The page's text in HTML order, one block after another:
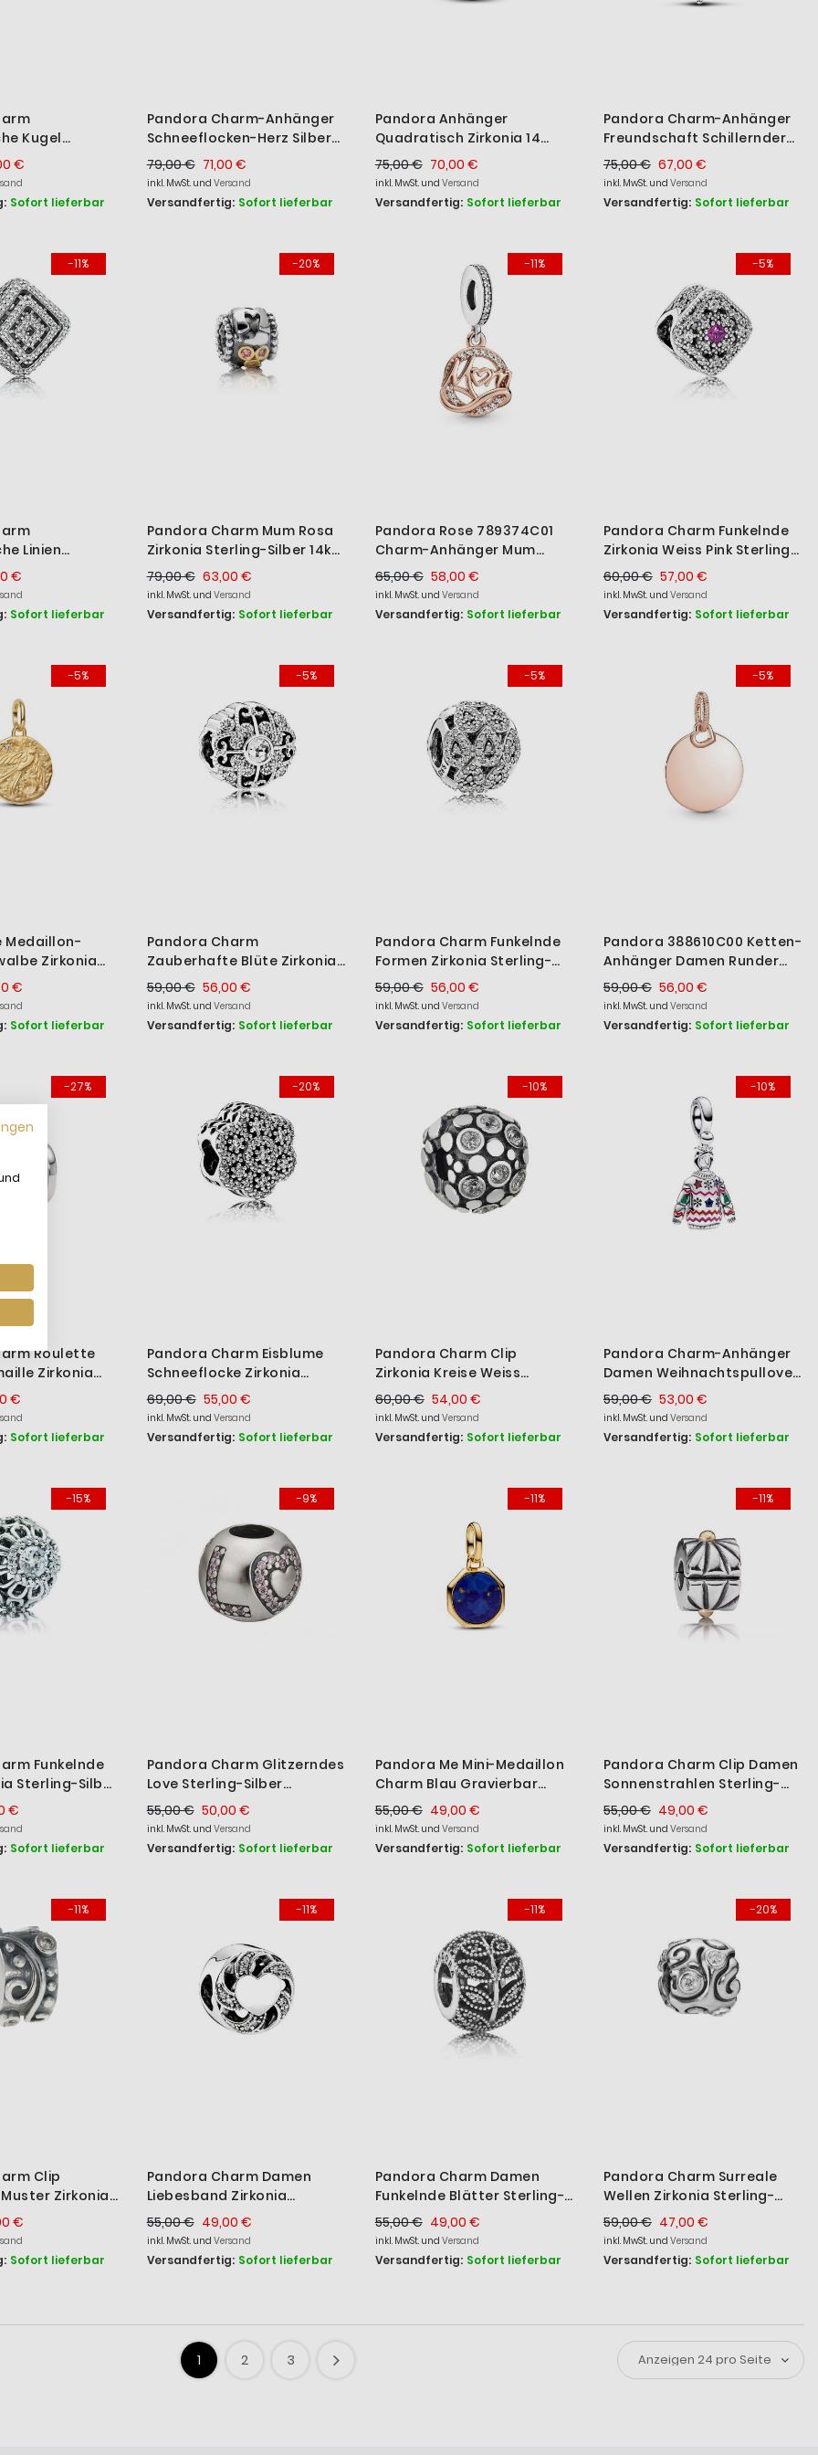
Kugel
790265
€
Sofort lieferbar
Pandora Charm-Anhänger
Schneeflocken-Herz Silber
Gold 792012CZ
71,00 €
79,00 €
inkl. MwSt. und Versand
Versandfertig: Sofort lieferbar
Pandora Anhänger
Quadratisch Zirkonia 14
Karat Vergoldet 364009C01
70,00 €
75,00 €
inkl. MwSt. und Versand
Versandfertig: Sofort lieferbar
Pandora Charm-Anhänger
Freundschaft Schillernder
Opal Silber 793434C01
67,00 €
75,00 €
inkl. MwSt. und Versand
Versandfertig: Sofort lieferbar
-11%
Linien
Silber
€
Sofort lieferbar
-20%
Pandora Charm Mum Rosa
Zirkonia Sterling-Silber 14k
Gelbgold 790574CZS
63,00 €
79,00 €
inkl. MwSt. und Versand
Versandfertig: Sofort lieferbar
-11%
Pandora Rose 789374C01
Charm-Anhänger Mum
Zweifarbig Sterling-Silber
58,00 €
65,00 €
inkl. MwSt. und Versand
Versandfertig: Sofort lieferbar
-5%
Pandora Charm Funkelnde
Zirkonia Weiss Pink Sterling-
Silber 792013NCC
57,00 €
60,00 €
inkl. MwSt. und Versand
Versandfertig: Sofort lieferbar
-5%
Medaillon-
Zirkonia
764082C01
€
Sofort lieferbar
-5%
Pandora Charm
Zauberhafte Blüte Zirkonia
Sterling-Silber 791961CZ
56,00 €
59,00 €
inkl. MwSt. und Versand
Versandfertig: Sofort lieferbar
-5%
Pandora Charm Funkelnde
Formen Zirkonia Sterling-
Silber 796271CZ
56,00 €
59,00 €
inkl. MwSt. und Versand
Versandfertig: Sofort lieferbar
-5%
Pandora 388610C00 Ketten-
Anhänger Damen Runder
mit Herz 14k Rosé Vergoldet
56,00 €
59,00 €
inkl. MwSt. und Versand
Versandfertig: Sofort lieferbar
-27%
Roulette
Zirkonia
€
Sofort lieferbar
-20%
Pandora Charm Eisblume
Schneeflocke Zirkonia
Sterling-Silber 791998CZ
55,00 €
69,00 €
inkl. MwSt. und Versand
Versandfertig: Sofort lieferbar
-10%
Pandora Charm Clip
Zirkonia Kreise Weiss
Sterling-Silber 790593CZ
54,00 €
60,00 €
inkl. MwSt. und Versand
Versandfertig: Sofort lieferbar
-10%
Pandora Charm-Anhänger
Damen Weihnachtspullover
Sterling-Silber 793596C01
53,00 €
59,00 €
inkl. MwSt. und Versand
Versandfertig: Sofort lieferbar
-15%
Funkelnde
Sterling-Silber
€
Sofort lieferbar
-9%
Pandora Charm Glitzerndes
Love Sterling-Silber
791196PCZ50,00 €
55,00 €
inkl. MwSt. und Versand
Versandfertig: Sofort lieferbar
-11%
Pandora Me Mini-Medaillon
Charm Blau Gravierbar
Vergoldet 763388C01
49,00 €
55,00 €
inkl. MwSt. und Versand
Versandfertig: Sofort lieferbar
-11%
Pandora Charm Clip Damen
Sonnenstrahlen Sterling-
Silber 790216
49,00 €
55,00 €
inkl. MwSt. und Versand
Versandfertig: Sofort lieferbar
-11%
Clip
Zirkonia
€
Sofort lieferbar
-11%
Pandora Charm Damen
Liebesband Zirkonia
Sterling-Silber 791976CZ
49,00 €
55,00 €
inkl. MwSt. und Versand
Versandfertig: Sofort lieferbar
-11%
Pandora Charm Damen
Funkelnde Blätter Sterling-
Silber 791380CZ
49,00 €
55,00 €
inkl. MwSt. und Versand
Versandfertig: Sofort lieferbar
-20%
Pandora Charm Surreale
Wellen Zirkonia Sterling-
Silber 790548CZ
47,00 €
59,00 €
inkl. MwSt. und Versand
Versandfertig: Sofort lieferbar
1 2 3